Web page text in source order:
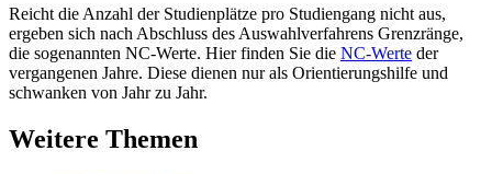
Reicht die Anzahl der Studienplätze pro Studiengang nicht aus,
ergeben sich nach Abschluss des Auswahlverfahrens Grenzränge,
die sogenannten NC-Werte. Hier finden Sie die NC-Werte der
vergangenen Jahre. Diese dienen nur als Orientierungshilfe und
schwanken von Jahr zu Jahr.
Weitere Themen